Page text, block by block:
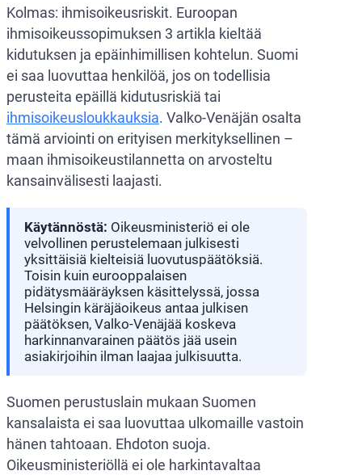
Kolmas: ihmisoikeusriskit. Euroopan
ihmisoikeussopimuksen 3 artikla kieltää
kidutuksen ja epäinhimillisen kohtelun. Suomi
ei saa luovuttaa henkilöä, jos on todellisia
perusteita epäillä kidutusriskiä tai
ihmisoikeusloukkauksia. Valko-Venäjän osalta
tämä arviointi on erityisen merkityksellinen –
maan ihmisoikeustilannetta on arvosteltu
kansainvälisesti laajasti.
Käytännöstä: Oikeusministeriö ei ole
velvollinen perustelemaan julkisesti
yksittäisiä kielteisiä luovutuspäätöksiä.
Toisin kuin eurooppalaisen
pidätysmääräyksen käsittelyssä, jossa
Helsingin käräjäoikeus antaa julkisen
päätöksen, Valko-Venäjää koskeva
harkinnanvarainen päätös jää usein
asiakirjoihin ilman laajaa julkisuutta.
Suomen perustuslain mukaan Suomen
kansalaista ei saa luovuttaa ulkomaille vastoin
hänen tahtoaan. Ehdoton suoja.
Oikeusministeriöllä ei ole harkintavaltaa